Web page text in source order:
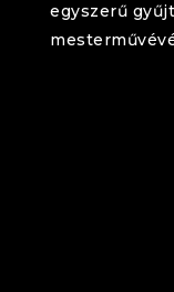
egyszerű